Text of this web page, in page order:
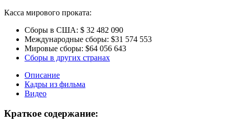
Касса мирового проката:
Сборы в США: $ 32 482 090
Международные сборы: $31 574 553
Мировые сборы: $64 056 643
Сборы в других странах
Описание
Кадры из фильма
Видео
Краткое содержание: